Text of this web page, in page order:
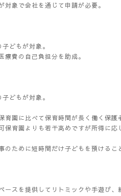
象で会社を通じて申請が必要。
どもが対象。
費の自己負担分を助成。
どもが対象。
に比べて保育時間が長く働く保護
園よりも若干高めですが所得に応
ために短時間だけ子どもを預けるこ
を提供してリトミックや手遊び、